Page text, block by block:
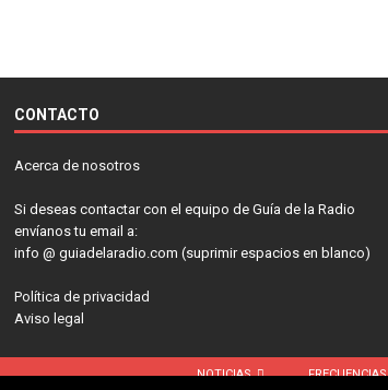
CONTACTO
Acerca de nosotros
Si deseas contactar con el equipo de Guía de la Radio
envíanos tu email a:
info @ guiadelaradio.com (suprimir espacios en blanco)
Política de privacidad
Aviso legal
NOTICIAS FRECUENCIAS